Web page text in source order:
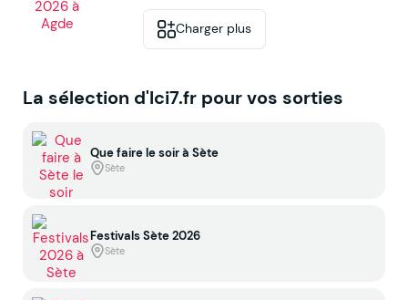
Charger plus
La sélection d'Ici7.fr pour vos sorties
Que faire le soir à Sète
Sète
Festivals Sète 2026
Sète